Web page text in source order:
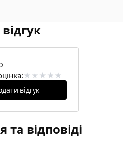
відгук
та відповіді